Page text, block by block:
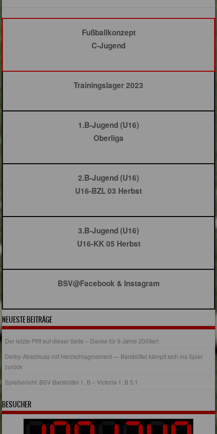
Fußballkonzept
C-Jugend
Trainingslager 2023
1.B-Jugend (U16)
Oberliga
2.B-Jugend (U16)
U16-BZL 03 Herbst
3.B-Jugend (U16)
U16-KK 05 Herbst
BSV@Facebook & Instagram
NEUESTE BEITRÄGE
Der letzte Pfiff auf dieser Seite – Danke für 9 Jahre 2009er!
Derby-Abschluss mit Herzschlagmoment — Barsbüttel kämpft sich ins Spiel
zurück
Spielbericht: BSV Barsbüttel 1. B – Victoria 1. B 5:1
BESUCHER